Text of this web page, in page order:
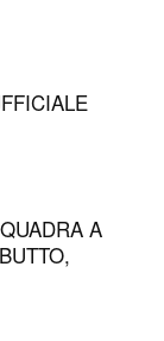
A